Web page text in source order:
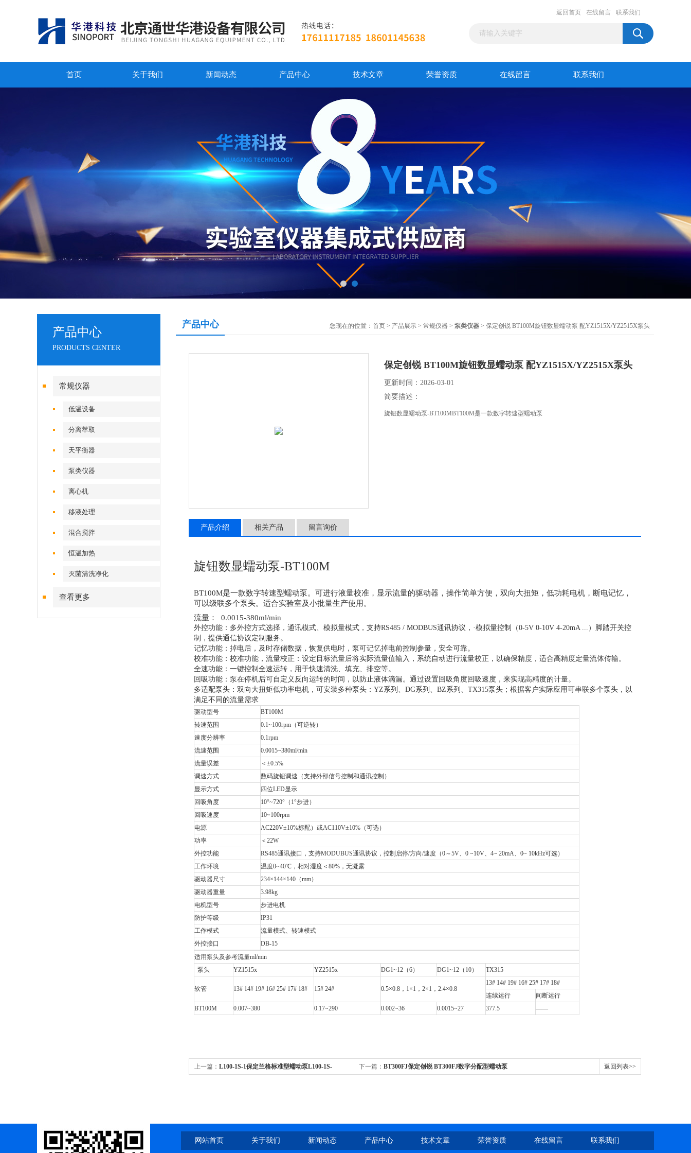
返回首页 在线留言 联系我们
首页 关于我们 新闻动态 产品中心 技术文章 荣誉资质 在线留言 联系我们
产品中心
PRODUCTS CENTER
常规仪器
低温设备
分离萃取
天平衡器
泵类仪器
离心机
移液处理
混合搅拌
恒温加热
灭菌清洗净化
查看更多
产品中心 您现在的位置： 首页 > 产品展示 > 常规仪器 > 泵类仪器 > 保定创锐 BT100M旋钮数显蠕动泵 配YZ1515X/YZ2515X泵头
保定创锐 BT100M旋钮数显蠕动泵 配YZ1515X/YZ2515X泵头
更新时间：2026-03-01
简要描述：
旋钮数显蠕动泵-BT100MBT100M是一款数字转速型蠕动泵
产品介绍 相关产品 留言询价
旋钮数显蠕动泵-BT100M
BT100M是一款数字转速型蠕动泵。可进行液量校准，显示流量的驱动器，操作简单方便，双向大扭矩，低功耗电机，断电记忆，
可以级联多个泵头。适合实验室及小批量生产使用。
流量： 0.0015-380ml/min
外控功能：多外控方式选择，通讯模式、模拟量模式，支持RS485 / MODBUS通讯协议，·模拟量控制（0-5V 0-10V 4-20mA ...）脚踏开关控
制，提供通信协议定制服务。
记忆功能：掉电后，及时存储数据，恢复供电时，泵可记忆掉电前控制参量，安全可靠。
校准功能：校准功能，流量校正：设定目标流量后将实际流量值输入，系统自动进行流量校正，以确保精度，适合高精度定量流体传输。
全速功能：一键控制全速运转，用于快速清洗、填充、排空等。
回吸功能：泵在停机后可自定义反向运转的时间，以防止液体滴漏。通过设置回吸角度回吸速度，来实现高精度的计量。
多适配泵头：双向大扭矩低功率电机，可安装多种泵头：YZ系列、DG系列、BZ系列、TX315泵头；根据客户实际应用可串联多个泵头，以
满足不同的流量需求
驱动型号
BT100M
转速范围
0.1~100rpm（可逆转）
速度分辨率
0.1rpm
流速范围
0.0015~380ml/min
流量误差
＜±0.5%
调速方式
数码旋钮调速（支持外部信号控制和通讯控制）
显示方式
四位LED显示
回吸角度
10°~720°（1°步进）
回吸速度
10~100rpm
电源
AC220V±10%标配）或AC110V±10%（可选）
功率
＜22W
外控功能
RS485通讯接口，支持MODUBUS通讯协议，控制启停/方向/速度（0～5V、0 ~10V、4~ 20mA、0~ 10kHz可选）
工作环境
温度0~40℃，相对湿度＜80%，无凝露
驱动器尺寸
234×144×140（mm）
驱动器重量
3.98kg
电机型号
步进电机
防护等级
IP31
工作模式
流量模式、转速模式
外控接口
DB-15
适用泵头及参考流量ml/min
泵头
YZ1515x YZ2515x DG1~12（6） DG1~12（10） TX315
软管 13# 14# 19# 16# 25# 17# 18# 15# 24# 0.5×0.8，1×1，2×1，2.4×0.8
13# 14# 19# 16# 25# 17# 18#
连续运行
间断运行
BT100M
0.007~380 0.17~290 0.002~36 0.0015~27 377.5 ——
上一篇： L100-1S-1保定兰格标准型蠕动泵L100-1S- 下一篇： BT300FJ保定创锐 BT300FJ数字分配型蠕动泵 返回列表>>
网站首页 关于我们 新闻动态 产品中心 技术文章 荣誉资质 在线留言 联系我们